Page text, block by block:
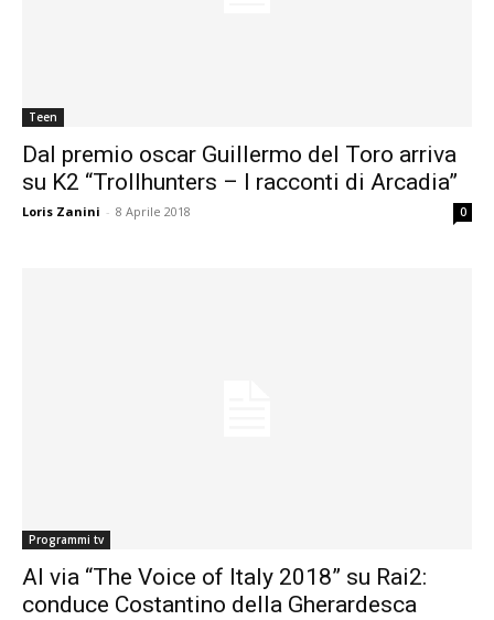
Teen
Dal premio oscar Guillermo del Toro arriva
su K2 “Trollhunters – I racconti di Arcadia”
Loris Zanini - 8 Aprile 2018 0
Programmi tv
Al via “The Voice of Italy 2018” su Rai2:
conduce Costantino della Gherardesca